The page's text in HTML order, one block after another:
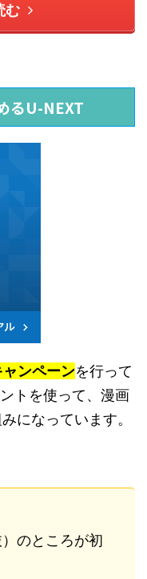
む
るU-NEXT
ンペーンを行って
トを使って、漫画
になっています。
のところが初